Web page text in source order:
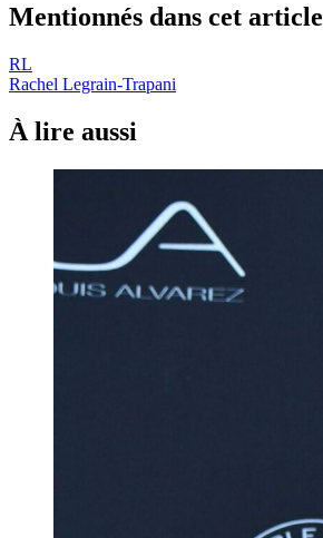
Mentionnés dans cet article
RL
Rachel Legrain-Trapani
À lire aussi